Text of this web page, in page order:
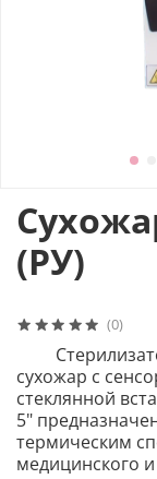
(0)
(РУ)
сухожар с
стеклянной
5"
термическим
медицинского